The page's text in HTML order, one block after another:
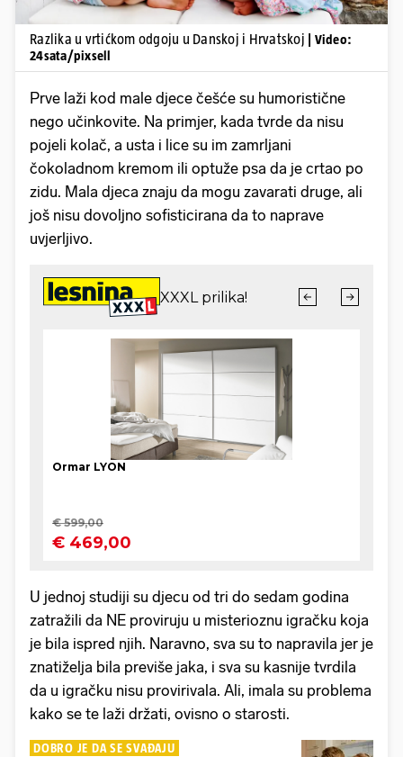
Razlika u vrtićkom odgoju u Danskoj i Hrvatskoj
| Video:
24sata/pixsell
Prve laži kod male djece češće su humoristične
nego učinkovite. Na primjer, kada tvrde da nisu
pojeli kolač, a usta i lice su im zamrljani
čokoladnom kremom ili optuže psa da je crtao po
zidu. Mala djeca znaju da mogu zavarati druge, ali
još nisu dovoljno sofisticirana da to naprave
uvjerljivo.
U jednoj studiji su djecu od tri do sedam godina
zatražili da NE proviruju u misterioznu igračku koja
je bila ispred njih. Naravno, sva su to napravila jer je
znatiželja bila previše jaka, i sva su kasnije tvrdila
da u igračku nisu provirivala. Ali, imala su problema
kako se te laži držati, ovisno o starosti.
DOBRO JE DA SE SVAĐAJU